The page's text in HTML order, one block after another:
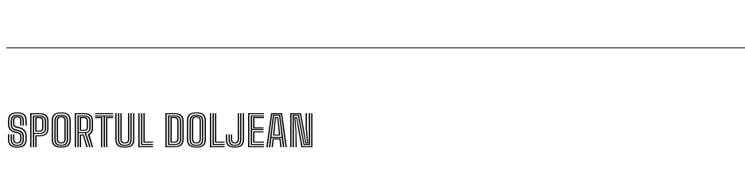
SPORTUL DOLJEAN